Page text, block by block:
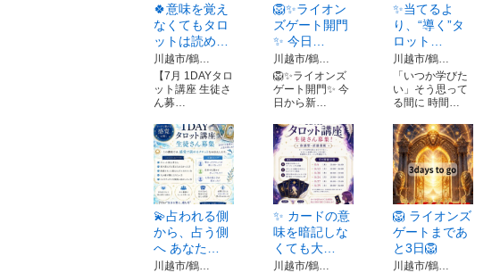
🍀意味を覚え
なくてもタロ
ットは読め…
川越市/鶴…
【7月 1DAYタロ
ット講座 生徒さ
ん募…
🦁✨ライオン
ズゲート開門
✨ 今日…
川越市/鶴…
🦁✨ライオンズ
ゲート開門✨ 今
日から新…
✨当てるよ
り、“導く”タ
ロット…
川越市/鶴…
「いつか学びた
い」そう思って
る間に 時間…
💫占われる側
から、占う側
へ あなた…
川越市/鶴…
✨ カードの意
味を暗記しな
くても大…
川越市/鶴…
🦁 ライオンズ
ゲートまであ
と3日🦁
川越市/鶴…